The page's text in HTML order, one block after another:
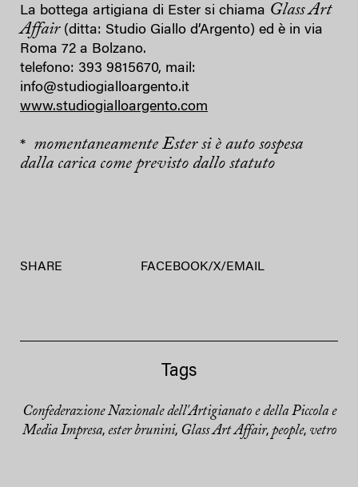
La bottega artigiana di Ester si chiama Glass Art
Affair(ditta: Studio Giallo d’Argento) ed è in via
Roma 72 a Bolzano.
telefono: 393 9815670, mail:
info@studiogialloargento.it
www.studiogialloargento.com
*
momentaneamente Ester si è auto sospesa
dalla carica come previsto dallo statuto
SHARE FACEBOOK/X/ EMAIL
Tags
Confederazione Nazionale dell'Artigianato e della Piccola e
Media Impresa, ester brunini, Glass Art Affair, people, vetro